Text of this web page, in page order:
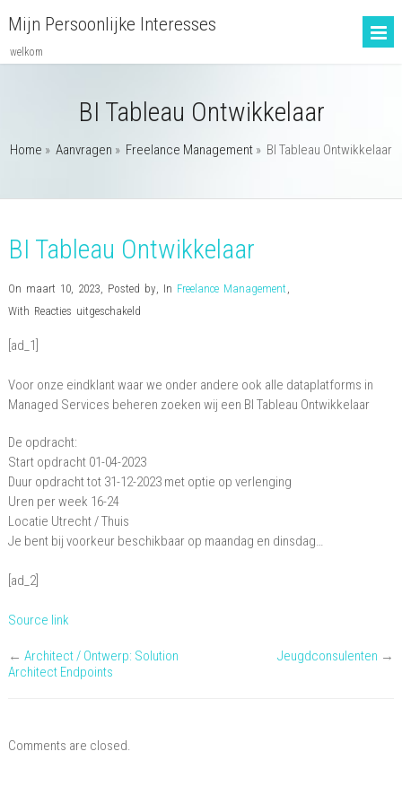
Mijn Persoonlijke Interesses
welkom
BI Tableau Ontwikkelaar
Home » Aanvragen » Freelance Management » BI Tableau Ontwikkelaar
BI Tableau Ontwikkelaar
On maart 10, 2023, Posted by, In Freelance Management ,
With Reacties uitgeschakeldvoor
Ontwikkelaar
[ad_1]
Voor onze eindklant waar we onder andere ook alle dataplatforms in
Managed Services beheren zoeken wij een BI Tableau Ontwikkelaar
De opdracht:
Start opdracht 01-04-2023
Duur opdracht tot 31-12-2023 met optie op verlenging
Uren per week 16-24
Locatie Utrecht / Thuis
Je bent bij voorkeur beschikbaar op maandag en dinsdag…
[ad_2]
Source link
← Architect / Ontwerp: Solution
Architect Endpoints
Jeugdconsulenten →
Comments are closed.